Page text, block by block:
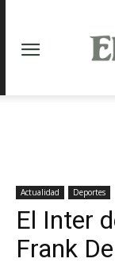
Actualidad Deportes
El Inter
Frank